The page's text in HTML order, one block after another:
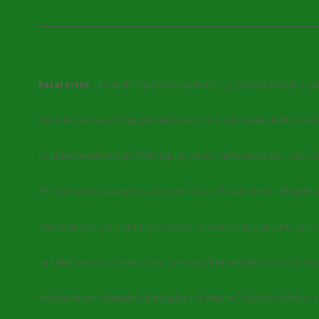
—
Fatal error: Uncaught ArgumentCountError: _() expects exactly 1
trace: #0 /var/www/fastuser/data/www/xn--l1a.xn--80aaxuneh.xn--
includes/template.php(770): require_once('/var/www/fastus...') #2 /
#3 /var/www/fastuser/data/www/xn--l1a.xn--80aaxuneh.xn--
-80adxhks/wp-content/themes/metro-creativex/single.php(44):
include('/var/www/fastus...') #6 /var/www/fastuser/data/www/xn--
-80aaxuneh.xn--80adxhks/index.php(17): require('/var/www/